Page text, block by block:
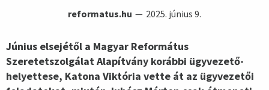
reformatus.hu 2025. június 9.
Június elsejétől a Magyar Református
Szeretetszolgálat Alapítvány korábbi ügyvezető-
helyettese, Katona Viktória vette át az ügyvezetői